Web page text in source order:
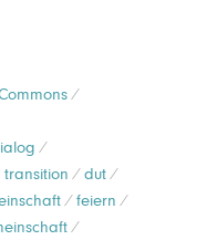
dut
feiern